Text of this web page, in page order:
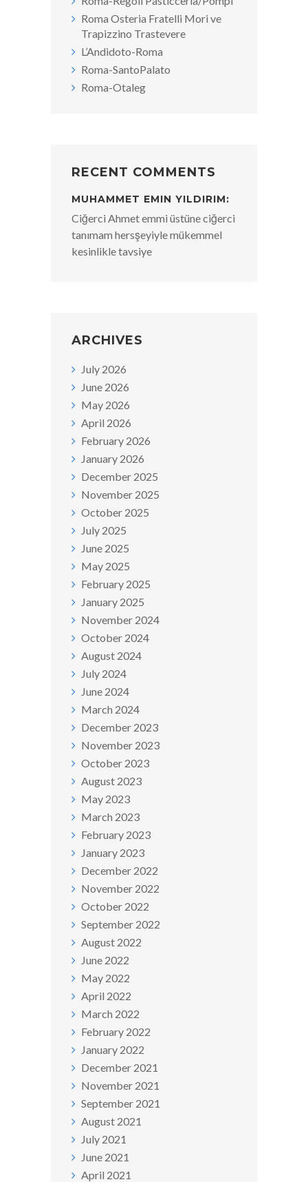
Roma Osteria Fratelli Mori ve
Trapizzino Trastevere
L’Andidoto-Roma
Roma-SantoPalato
Roma-Otaleg
RECENT COMMENTS
MUHAMMET EMIN YILDIRIM:
Ciğerci Ahmet emmi üstüne ciğerci
tanımam hersşeyiyle mükemmel
kesinlikle tavsiye
ARCHIVES
July 2026
June 2026
May 2026
April 2026
February 2026
January 2026
December 2025
November 2025
October 2025
July 2025
June 2025
May 2025
February 2025
January 2025
November 2024
October 2024
August 2024
July 2024
June 2024
March 2024
December 2023
November 2023
October 2023
August 2023
May 2023
March 2023
February 2023
January 2023
December 2022
November 2022
October 2022
September 2022
August 2022
June 2022
May 2022
April 2022
March 2022
February 2022
January 2022
December 2021
November 2021
September 2021
August 2021
July 2021
June 2021
April 2021